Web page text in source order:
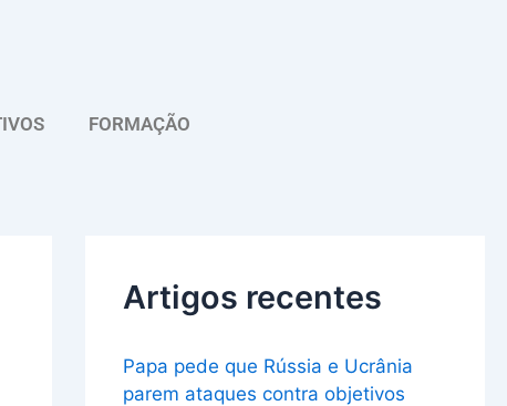
FORMAÇÃO
Artigos recentes
Papa pede que Rússia e Ucrânia
parem ataques contra objetivos
u